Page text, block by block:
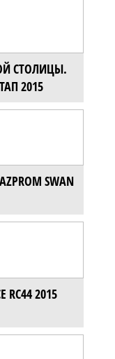
СТОЛИЦЫ.
2015
SWAN
2015